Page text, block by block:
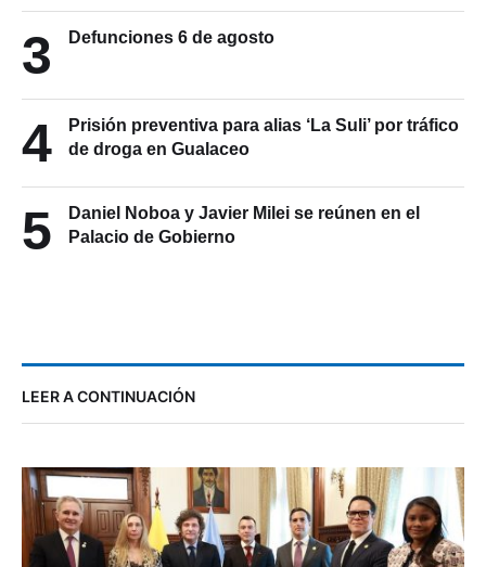
3 Defunciones 6 de agosto
4
Prisión preventiva para alias ‘La Suli’ por tráfico
de droga en Gualaceo
5
Daniel Noboa y Javier Milei se reúnen en el
Palacio de Gobierno
LEER A CONTINUACIÓN